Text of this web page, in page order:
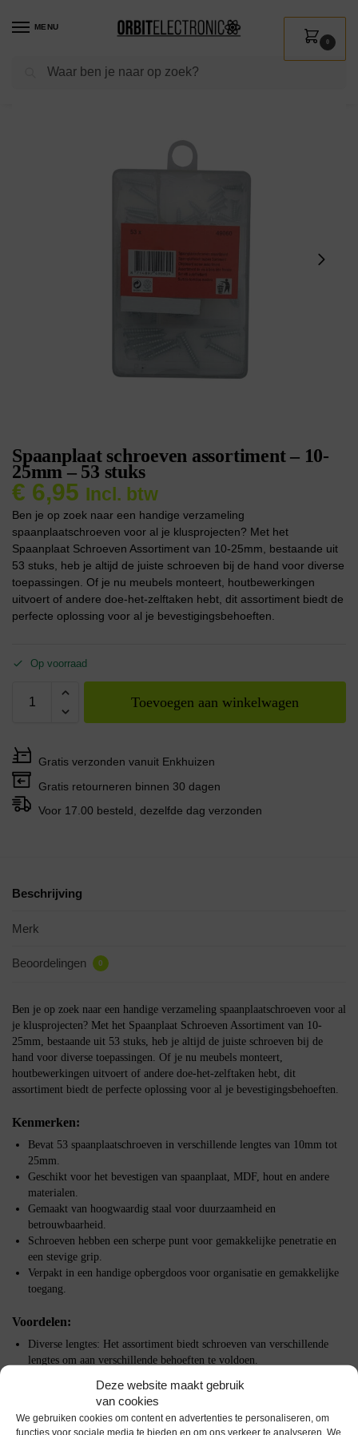
Deze website maakt gebruik
van cookies
We gebruiken cookies om content en advertenties te personaliseren, om
functies voor sociale media te bieden en om ons verkeer te analyseren. We
MENU
Zoeken
0
Shop / Installatie Bevestigingsmateriaal
Spaanplaat schroeven assortiment – 10-
25mm – 53 stuks
€ 6,95 Incl. btw
Ben je op zoek naar een handige verzameling
spaanplaatschroeven voor al je klusprojecten? Met het
Spaanplaat Schroeven Assortiment van 10-25mm, bestaande uit
53 stuks, heb je altijd de juiste schroeven bij de hand voor diverse
toepassingen. Of je nu meubels monteert, houtbewerkingen
uitvoert of andere doe-het-zelftaken hebt, dit assortiment biedt de
perfecte oplossing voor al je bevestigingsbehoeften.
Op voorraad
Toevoegen aan winkelwagen
Gratis verzonden vanuit Enkhuizen
Gratis retourneren binnen 30 dagen
Voor 17.00 besteld, dezelfde dag verzonden
Beschrijving
Merk
Beoordelingen 0
Ben je op zoek naar een handige verzameling spaanplaatschroeven voor al
je klusprojecten? Met het Spaanplaat Schroeven Assortiment van 10-
25mm, bestaande uit 53 stuks, heb je altijd de juiste schroeven bij de
hand voor diverse toepassingen. Of je nu meubels monteert,
houtbewerkingen uitvoert of andere doe-het-zelftaken hebt, dit
assortiment biedt de perfecte oplossing voor al je bevestigingsbehoeften.
Kenmerken:
Bevat 53 spaanplaatschroeven in verschillende lengtes van 10mm tot
25mm.
Geschikt voor het bevestigen van spaanplaat, MDF, hout en andere
materialen.
Gemaakt van hoogwaardig staal voor duurzaamheid en
betrouwbaarheid.
Schroeven hebben een scherpe punt voor gemakkelijke penetratie en
een stevige grip.
Verpakt in een handige opbergdoos voor organisatie en gemakkelijke
toegang.
Voordelen:
Diverse lengtes: Het assortiment biedt schroeven van verschillende
lengtes om aan verschillende behoeften te voldoen.
waaronder meubelbouw, timmerwerk en algemene reparaties.
Duurzaamheid: Gemaakt van hoogwaardig staal voor langdurige
prestaties en betrouwbare bevestiging.